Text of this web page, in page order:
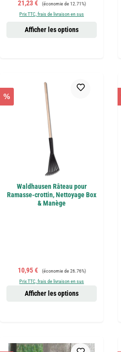
Prix de vente :
21,23 € Prix régulier :
(économie de 12.71%)
Prix TTC, frais de livraison en sus
Afficher les options
%
Waldhausen Râteau pour
Ramasse-crottin, Nettoyage Box
& Manège
Prix de vente :
10,95 € Prix régulier :
(économie de 26.76%)
Prix TTC, frais de livraison en sus
Afficher les options